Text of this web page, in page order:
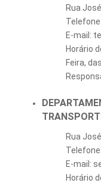
Rua
E-mail:
Horário
Feira,
Rua
E-mail:
Horário